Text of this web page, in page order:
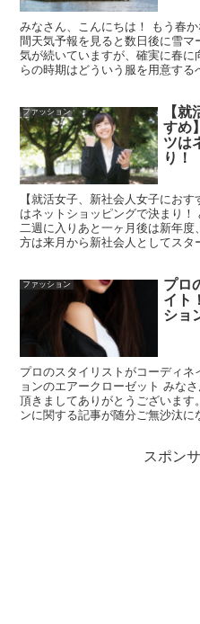
みなさん、こんにちは！ もう春
間天気予報を見ると数日後に雪
気が続いていますが、確実に春
らの時期はどういう服を用意す
ファッション
【
すめ
ツは
り！
【就活女子、新社会人女子にお
はネットショッピングで決まり
二週に入りあと一ヶ月後は新年
方は来月から新社会人としてスタ
ファッション
プロ
イト
ショ
プロのスタイリストがコーディ
ョンのエアークローゼット みな
頂きましてありがとうございます
ンに関する記事が随分ご無沙汰に
スポン